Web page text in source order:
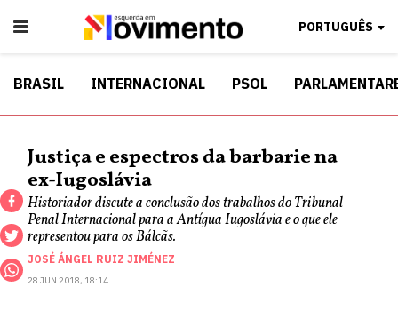
PORTUGUÊS
BRASIL INTERNACIONAL PSOL
Justiça e espectros da barbarie na
ex-Iugoslávia
Historiador discute a conclusão dos trabalhos do Tribunal
Penal Internacional para a Antígua Iugoslávia e o que ele
representou para os Bálcãs.
JOSÉ ÁNGEL RUIZ JIMÉNEZ
28 JUN 2018, 18:14